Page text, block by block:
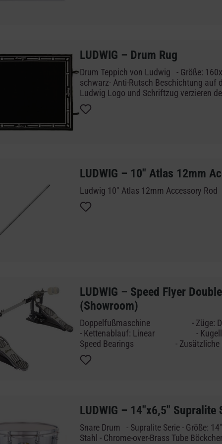
LUDWIG – Drum Rug
Drum Teppich von Ludwig - Größe:
schwarz- Anti-Rutsch Beschichtung auf
Ludwig Logo und Schriftzug verzieren
LUDWIG – 10" Atlas 12mm
Ludwig 10" Atlas 12mm Accessory Rod
LUDWIG – Speed Flyer
(Showroom)
Doppelfußmaschine - Züge: Doppelkette
- Kettenablauf: Linear - Kugellager: Anti-Slip Cam
Speed Bearings - Zusätzliche Befestigung: Spur-Lock
Heel Anchor - Kardanwelle: Aircraft Aluminium
Connector Shaft - Bodenplatte - Filz
neuwertige Produkte, die ausschließlich
genutzt wurden und können leichte
aufweisen. Vor dem Versand werden
geprüft und kommen mit voller
LUDWIG – 14"x6,5" Supralite
Snare Drum - Supralite Serie - Größe:
Stahl - Chrome-over-Brass Tube